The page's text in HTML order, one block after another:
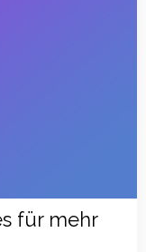
für mehr